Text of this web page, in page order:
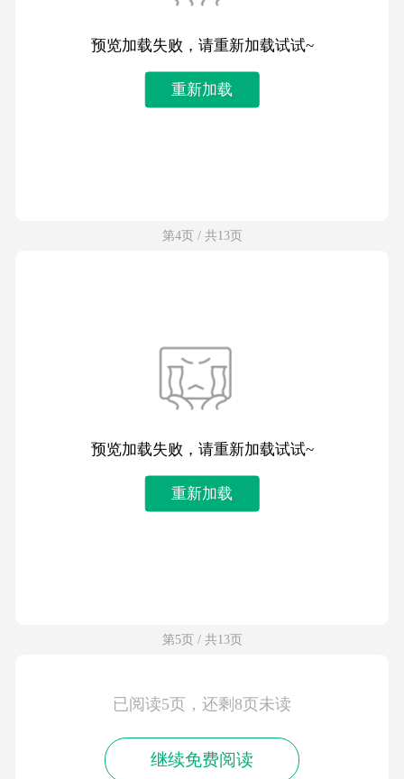
预览加载失败，请重新加载试试~
重新加载
第4页 / 共13页
预览加载失败，请重新加载试试~
重新加载
第5页 / 共13页
已阅读5页，还剩8页未读
继续免费阅读